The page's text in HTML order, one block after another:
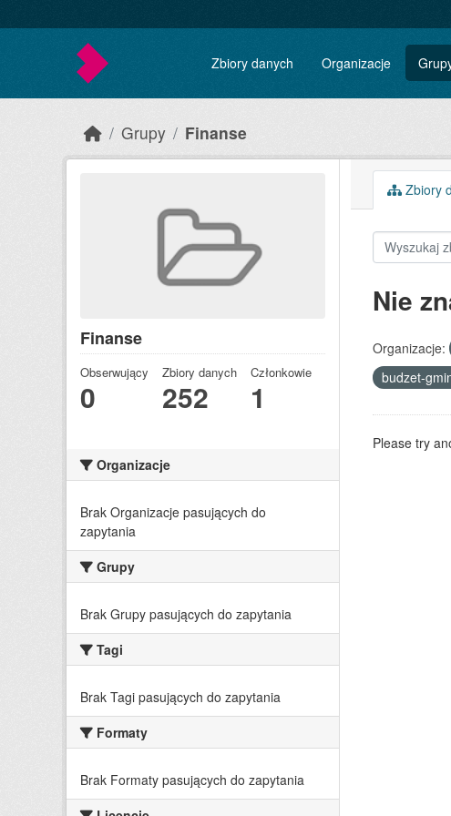
Zbiory danych Organizacje
Grupy Finanse
Finanse
Obserwujący
0
Zbiory danych
252
Członkowie
1
Organizacje
Brak Organizacje pasujących do
zapytania
Grupy
Brak Grupy pasujących do zapytania
Tagi
Brak Tagi pasujących do zapytania
Formaty
Brak Formaty pasujących do zapytania
Zbiory
Nie
Organizacje:
budzet-
Please try